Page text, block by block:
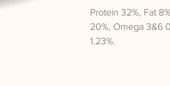
Protein 32%, Fat
20%, Omega 3&6
1,23%.